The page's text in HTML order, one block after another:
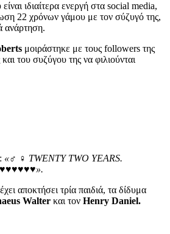
ιδιαίτερα ενεργή στα social media,
22 χρόνων γάμου με τον σύζυγό της,
ανάρτηση.
μοιράστηκε με τους followers της
του συζύγου της να φιλιούνται
«‍♂️ ‍♀️ TWENTY TWO YEARS.
αποκτήσει τρία παιδιά, τα δίδυμα
Walter και τον Henry Daniel.